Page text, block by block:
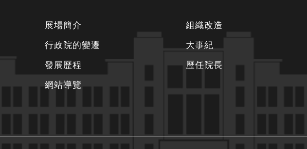
展場簡介
行政院的變遷
發展歷程
網站導覽
組織改造
大事紀
歷任院長